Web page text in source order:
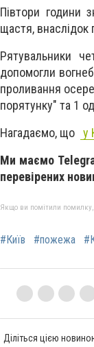
Півтори години
щастя, внаслідок
Рятувальники
допомогли
проливання
порятунку" та 1
Нагадаємо, що у
Ми маємо
перевірених
Якщо ви помітили помилку,
#Київ #пожежа
Діліться цією